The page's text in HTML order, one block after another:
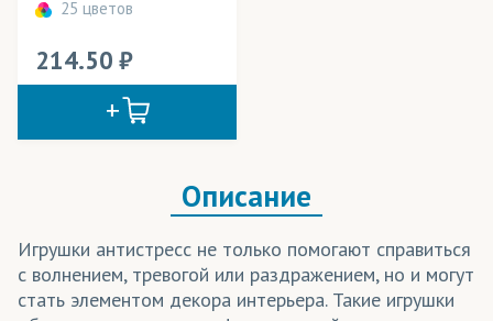
Детская одежда
Детские игрушки
Игрушки антистресс
Мебель
25 цветов
214.50
Описание
Игрушки антистресс не только помогают справиться
с волнением, тревогой или раздражением, но и могут
стать элементом декора интерьера. Такие игрушки